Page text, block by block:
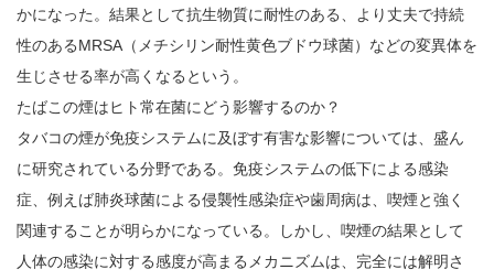
かになった。結果として抗生物質に耐性のある、より丈夫で持続
性のあるMRSA（メチシリン耐性黄色ブドウ球菌）などの変異体を
生じさせる率が高くなるという。
たばこの煙はヒト常在菌にどう影響するのか？
タバコの煙が免疫システムに及ぼす有害な影響については、盛ん
に研究されている分野である。免疫システムの低下による感染
症、例えば肺炎球菌による侵襲性感染症や歯周病は、喫煙と強く
関連することが明らかになっている。しかし、喫煙の結果として
人体の感染に対する感度が高まるメカニズムは、完全には解明さ